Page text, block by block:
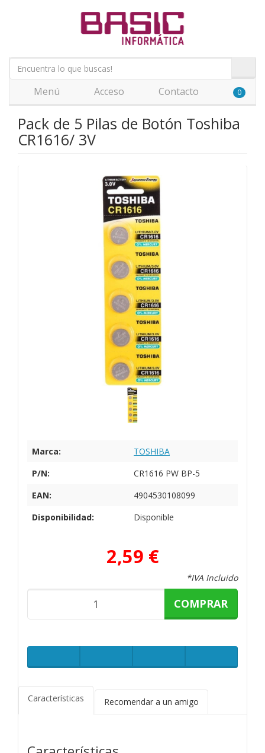
Menú Acceso Contacto 0
Pack de 5 Pilas de Botón Toshiba
CR1616/ 3V
Marca:
TOSHIBA
P/N:
CR1616 PW BP-5
EAN:
4904530108099
Disponibilidad:
Disponible
2,59 €
*IVA Incluido
COMPRAR
Características Recomendar a un amigo